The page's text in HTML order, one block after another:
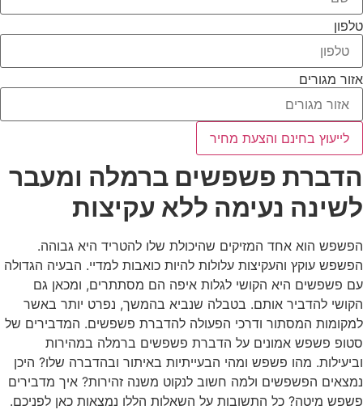
טלפון
אזור מגורים
לייעוץ בחינם והצעת מחיר
הדברת פשפשים ברמלה ומעבר
לשינה נעימה ללא עקיצות
הפשפש הוא אחד המזיקים שהיכולת שלו להטריד היא גבוהה.
הפשפש עוקץ והעקיצות עלולות להיות כואבות למדיי. הבעיה הגדולה
עם פשפשים היא הקושי לגלות איפה הם מסתתרים, ומכאן גם
הקושי להדביר אותם. בטבלה שנביא בהמשך, נפרט יותר באשר
למקומות המסתור ודרכי הפעולה להדברת פשפשים. המדבירים של
סטופ פשפש אמונים על הדברת פשפשים ברמלה במהירות
וביעילות. מהו פשפש ומהי הבעייתיות באיתור ובהדברה שלו? היכן
נמצאים הפשפשים ולמה חשוב לנקוט משנה זהירות? איך מדבירים
פשפש מיטה? כל התשובות על השאלות הללו נמצאות כאן לפניכם.